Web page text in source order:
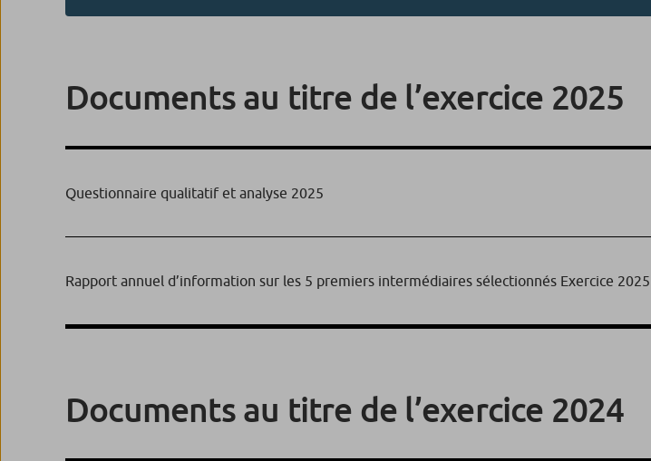
Documents au titre de l’exercice 2025
Questionnaire qualitatif et analyse 2025
Rapport annuel d’information sur les 5 premiers intermédiaires sélectionnés Exercice 2025
Documents au titre de l’exercice 2024